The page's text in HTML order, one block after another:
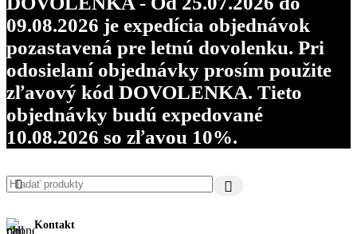
09.08.2026 je expedícia objednávok
pozastavená pre letnú dovolenku. Pri
odosielaní objednávky prosím použite
zľavový kód DOVOLENKA. Tieto
objednávky budú expedované
10.08.2026 so zľavou 10%.
Kontakt